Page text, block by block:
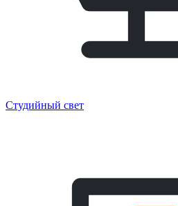
Студийный свет